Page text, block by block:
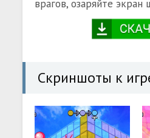
врагов, озаряйте экран
Скриншоты к